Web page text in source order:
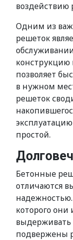
воздействию
Одним из
решеток
позволяет
в нужном
решеток
простой.
Бетонные
отличаются
надежностью.
которого они
выдерживать
подвержены